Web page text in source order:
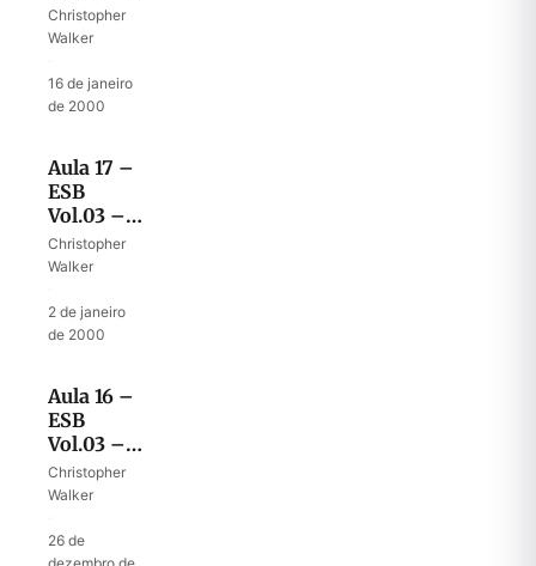
40º Ano
no
IX – As
Duas
Meia
Christopher
Walker
16 de janeiro
de 2000
Aula 17 –
ESB
Vol.03 –
40º Ano
no
VIII –
Recenseamento
Christopher
Walker
2 de janeiro
de 2000
Aula 16 –
ESB
Vol.03 –
40º Ano
no
VII – As
Christopher
Walker
26 de